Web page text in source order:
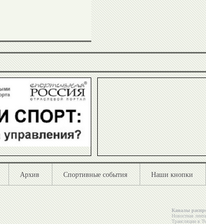
Виталий
Давыдов
Анатолий
Ионов
Омар
Муртузалиев
Наталья
Ярыгина
Валерий
Резанцев
Эльмира
Мирзоева
Дмитрий
Билозерчев
Эцио
Гамба
Архив Спортивные события Наши кнопки
Каналы
Новостная
Трансляции в